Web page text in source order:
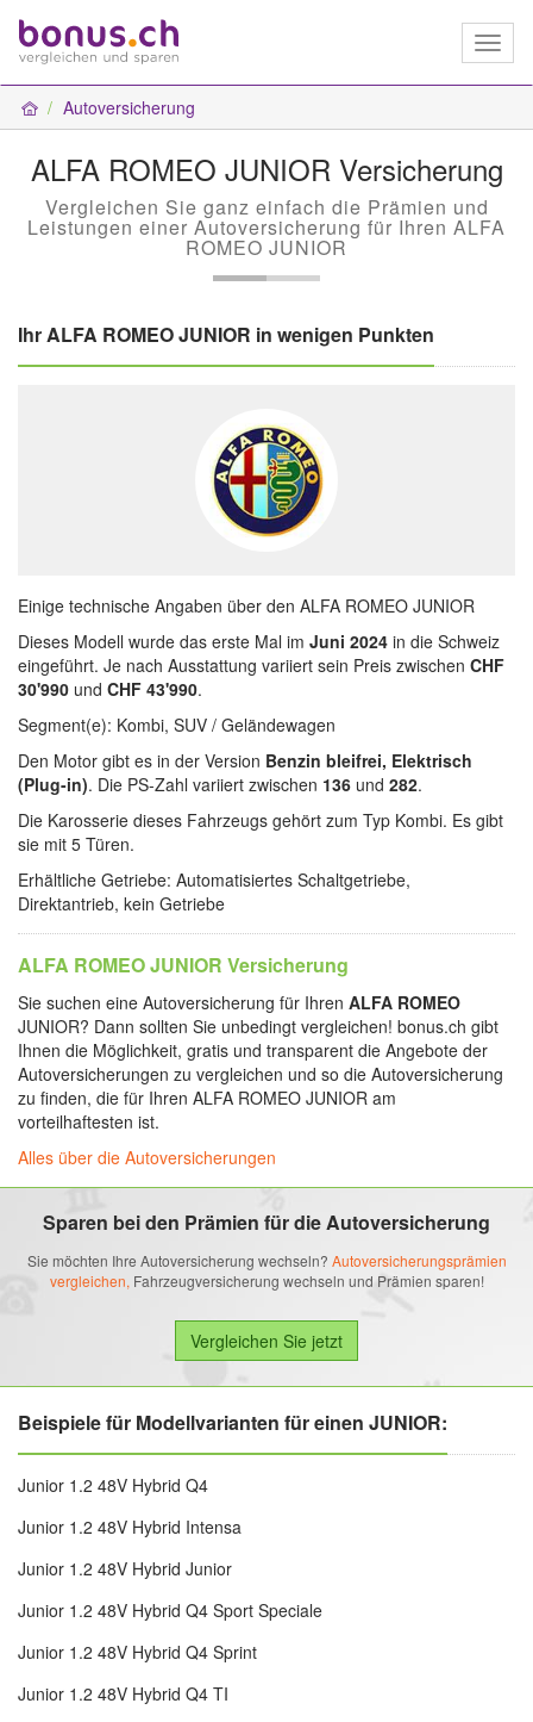
Autoversicherung
ALFA ROMEO JUNIOR Versicherung
Vergleichen Sie ganz einfach die Prämien und
Leistungen einer Autoversicherung für Ihren ALFA
ROMEO JUNIOR
Ihr ALFA ROMEO JUNIOR in wenigen Punkten
Einige technische Angaben über den ALFA ROMEO JUNIOR
Dieses Modell wurde das erste Mal im Juni 2024 in die Schweiz
eingeführt. Je nach Ausstattung variiert sein Preis zwischen CHF
30'990 und CHF 43'990.
Segment(e): Kombi, SUV / Geländewagen
Den Motor gibt es in der Version Benzin bleifrei, Elektrisch
(Plug-in). Die PS-Zahl variiert zwischen 136 und 282.
Die Karosserie dieses Fahrzeugs gehört zum Typ Kombi. Es gibt
sie mit 5 Türen.
Erhältliche Getriebe: Automatisiertes Schaltgetriebe,
Direktantrieb, kein Getriebe
ALFA ROMEO JUNIOR Versicherung
Sie suchen eine Autoversicherung für Ihren ALFA ROMEO
JUNIOR? Dann sollten Sie unbedingt vergleichen! bonus.ch gibt
Ihnen die Möglichkeit, gratis und transparent die Angebote der
Autoversicherungen zu vergleichen und so die Autoversicherung
zu finden, die für Ihren ALFA ROMEO JUNIOR am
vorteilhaftesten ist.
Alles über die Autoversicherungen
Sparen bei den Prämien für die Autoversicherung
Sie möchten Ihre Autoversicherung wechseln? Autoversicherungsprämien
vergleichen, Fahrzeugversicherung wechseln und Prämien sparen!
Beispiele für Modellvarianten für einen JUNIOR:
Junior 1.2 48V Hybrid Q4
Junior 1.2 48V Hybrid Intensa
Junior 1.2 48V Hybrid Junior
Junior 1.2 48V Hybrid Q4 Sport Speciale
Junior 1.2 48V Hybrid Q4 Sprint
Junior 1.2 48V Hybrid Q4 TI